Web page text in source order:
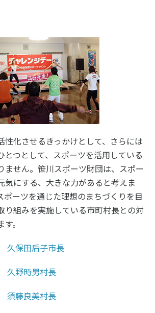
知る学ぶ
ニュース
お問い合わせ・お申し込み
「SSFニュース」
個人情報保護方針
調査・研究
データ
ちづくり
ンス
ィア
算
社会づくり
性化させるきっかけとして、さらには
とつとして、スポーツを活用している
ません。笹川スポーツ財団は、スポー
気にする、大きな力があると考えま
ポーツを通じた理想のまちづくりを目
り組みを実施している市町村長との対
。
久保田后子市長
久野時男村長
須藤良美村長